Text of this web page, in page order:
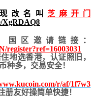
改名叫 芝麻开门
XgRDAQ8
国区邀请链接：
register?ref=16003031
地选香港，认证照旧，
种多，交易安全！
r/af/1f7w3
友好操简单快捷！